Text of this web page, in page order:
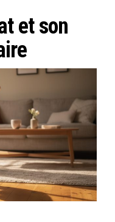
et son